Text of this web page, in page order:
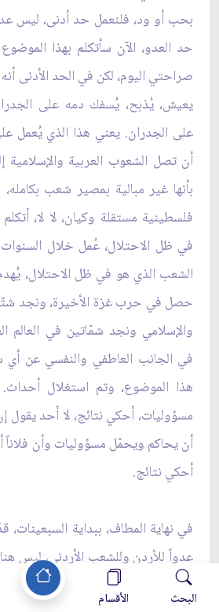
بحب أو ود، فلنعمل حد أدنى، ليس
حد العدو، الآن سأتكلم بهذا
صراحتي اليوم، لكن في الحد الأدنى
يعيش، يُذبح، يُسفك دمه على
على الجدران. يعني هذا الذي يُعمل
أن تصل الشعوب العربية والإسلامية
بأنها غير مبالية بمصير شعب
فلسطينية مستقلة وكيان، لا لا،
في ظل الاحتلال، عُمل خلال
الشعب الذي هو في ظل الاحتلال،
حصل في حرب غزة الأخيرة، ونجد
والإسلامي ونجد شمّاتين في العالم
في الجانب العاطفي والنفسي عن
هذا الموضوع، وتم استغلال أحداث.
مسؤوليات، أحكي نتائج، لا أحد يقول
أن يحاكم ويحمّل مسؤوليات وأن فلاناً
أحكي نتائج.
في نهاية المطاف، ببداية
عدواً للأردن وللشعب الأردني، ليس
وهناك أجهزة مخابرات وهناك
البحث الأقسام